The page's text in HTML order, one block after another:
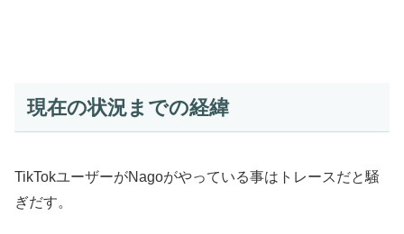
現在の状況までの経緯
TikTokユーザーがNagoがやっている事はトレースだと騒
ぎだす。